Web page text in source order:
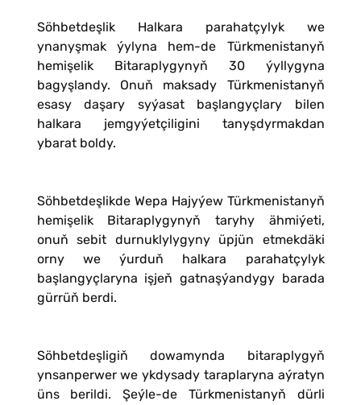
Söhbetdeşlik Halkara parahatçylyk we
ynanyşmak ýylyna hem-de Türkmenistanyň
hemişelik Bitaraplygynyň 30 ýyllygyna
bagyşlandy. Onuň maksady Türkmenistanyň
esasy daşary syýasat başlangyçlary bilen
halkara jemgyýetçiligini tanyşdyrmakdan
ybarat boldy.
Söhbetdeşlikde Wepa Hajyýew Türkmenistanyň
hemişelik Bitaraplygynyň taryhy ähmiýeti,
onuň sebit durnuklylygyny üpjün etmekdäki
orny we ýurduň halkara parahatçylyk
başlangyçlaryna işjeň gatnaşýandygy barada
gürrüň berdi.
Söhbetdeşligiň dowamynda bitaraplygyň
ynsanperwer we ykdysady taraplaryna aýratyn
üns berildi. Şeýle-de Türkmenistanyň dürli